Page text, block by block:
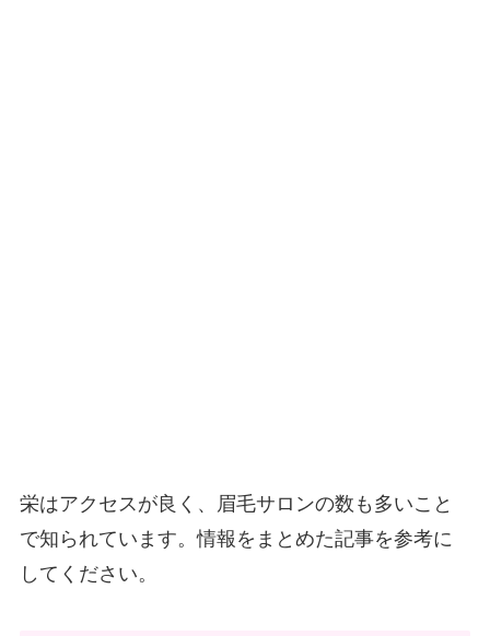
栄はアクセスが良く、眉毛サロンの数も多いこと
で知られています。情報をまとめた記事を参考に
してください。